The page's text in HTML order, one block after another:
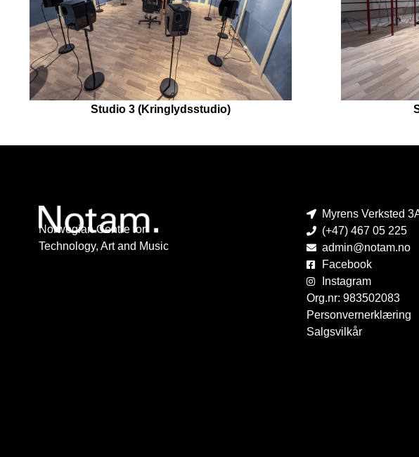
Studio 3 (Kringlydsstudio)
Norwegian Centre for
Technology, Art and Music
Myrens Verksted
(+47) 467 05 225
admin@notam.no
Facebook
Instagram
Org.nr: 983502083
Personvernerklæring
Salgsvilkår